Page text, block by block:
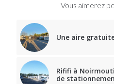
Vous aimerez
Une aire
Rififi à
de